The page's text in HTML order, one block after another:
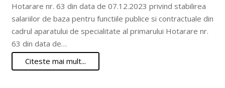
Hotarare nr. 63 din data de 07.12.2023 privind stabilirea
salariilor de baza pentru functiile publice si contractuale din
cadrul aparatului de specialitate al primarului Hotarare nr.
63 din data de…
Citeste mai mult...